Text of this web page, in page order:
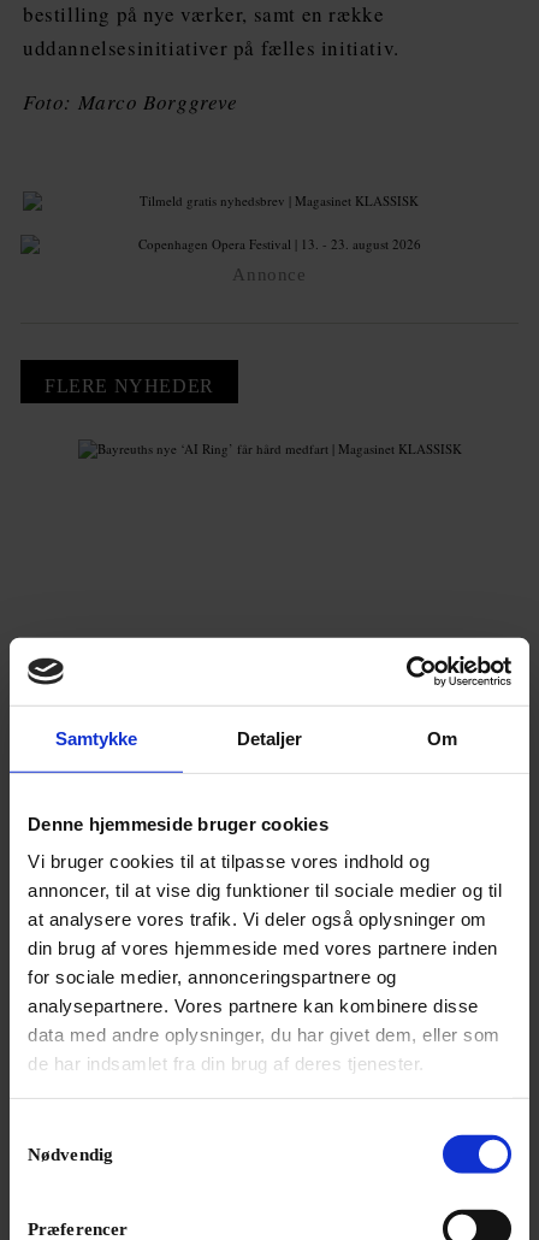
Samtykke Detaljer Om
Denne hjemmeside bruger cookies
Vi bruger cookies til at tilpasse vores indhold og
annoncer, til at vise dig funktioner til sociale medier og til
at analysere vores trafik. Vi deler også oplysninger om
din brug af vores hjemmeside med vores partnere inden
for sociale medier, annonceringspartnere og
analysepartnere. Vores partnere kan kombinere disse
data med andre oplysninger, du har givet dem, eller som
de har indsamlet fra din brug af deres tjenester.
Nødvendig
Præferencer
bestilling på nye værker, samt en række
uddannelsesinitiativer på fælles initiativ.
Foto: Marco Borggreve
Annonce
FLERE NYHEDER
NYHED
Bayreuths nye ‘AI Ring’ får hård medfart
En slunken pengekasse har forvandlet
jubilæumsopsætning af Wagners ‘Ring’-cyklus til et
udskældt AI-eksperiment.